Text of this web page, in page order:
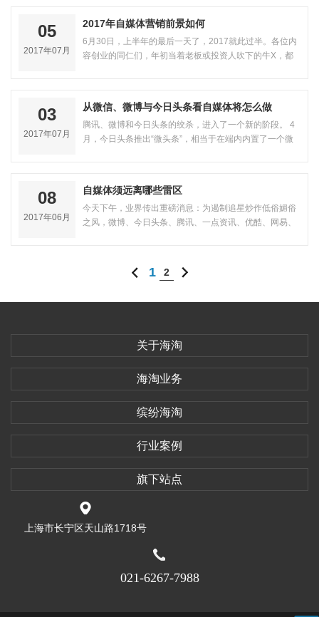
05
2017年07月
2017年自媒体营销前景如何
6月30日，上半年的最后一天了，2017就此过半。各位内
容创业的同仁们，年初当着老板或投资人吹下的牛X，都
03
2017年07月
从微信、微博与今日头条看自媒体将怎么做
腾讯、微博和今日头条的绞杀，进入了一个新的阶段。 4
月，今日头条推出“微头条”，相当于在端内内置了一个微
08
2017年06月
自媒体须远离哪些雷区
今天下午，业界传出重磅消息：为遏制追星炒作低俗媚俗
之风，微博、今日头条、腾讯、一点资讯、优酷、网易、
1 2
关于海淘
海淘业务
缤纷海淘
行业案例
旗下站点
上海市长宁区天山路1718号
021-6267-7988